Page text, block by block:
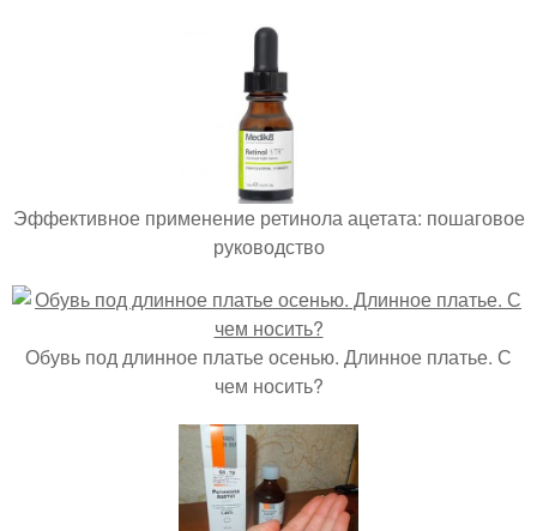
Эффективное применение ретинола ацетата: пошаговое
руководство
Обувь под длинное платье осенью. Длинное платье. С
чем носить?